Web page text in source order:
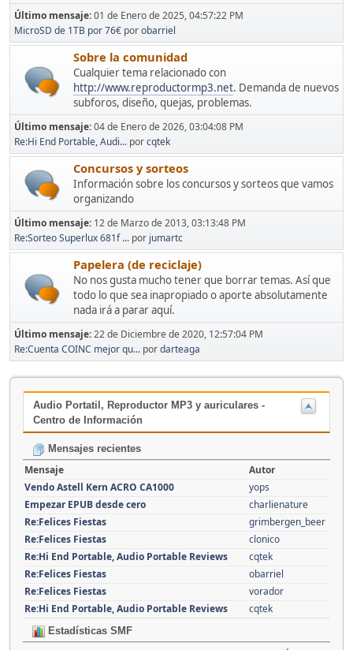
Último mensaje:01 de Enero de 2025, 04:57:22 PM
MicroSD de 1TB por 76€ porobarriel
Sobre la comunidad
Cualquier tema relacionado con
http://www.reproductormp3.net. Demanda de nuevos
subforos, diseño, quejas, problemas.
Último mensaje:04 de Enero de 2026, 03:04:08 PM
Re:Hi End Portable, Audi... porcqtek
Concursos y sorteos
Información sobre los concursos y sorteos que vamos
organizando
Último mensaje: 12 de Marzo de 2013, 03:13:48 PM
Re:Sorteo Superlux 681f ... por jumartc
Papelera (de reciclaje)
No nos gusta mucho tener que borrar temas. Así que
todo lo que sea inapropiado o aporte absolutamente
nada irá a parar aquí.
Último mensaje:22 de Diciembre de 2020, 12:57:04 PM
Re:Cuenta COINC mejor qu... pordarteaga
Audio Portatil, Reproductor MP3 y auriculares -
Centro de Información
Mensajes recientes
Mensaje
Autor
Vendo Astell Kern ACRO CA1000
yops
Empezar EPUB desde cero
charlienature
Re:Felices Fiestas
grimbergen_beer
Re:Felices Fiestas
clonico
Re:Hi End Portable, Audio Portable Reviews
cqtek
Re:Felices Fiestas
obarriel
Re:Felices Fiestas
vorador
Re:Hi End Portable, Audio Portable Reviews
cqtek
Estadísticas SMF